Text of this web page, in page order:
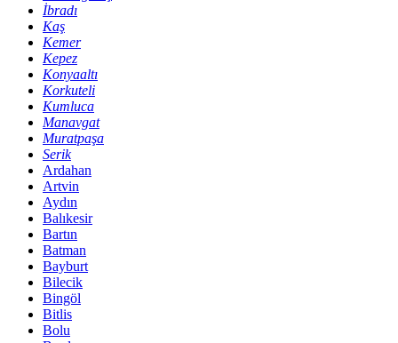
İbradı
Kaş
Kemer
Kepez
Konyaaltı
Korkuteli
Kumluca
Manavgat
Muratpaşa
Serik
Ardahan
Artvin
Aydın
Balıkesir
Bartın
Batman
Bayburt
Bilecik
Bingöl
Bitlis
Bolu